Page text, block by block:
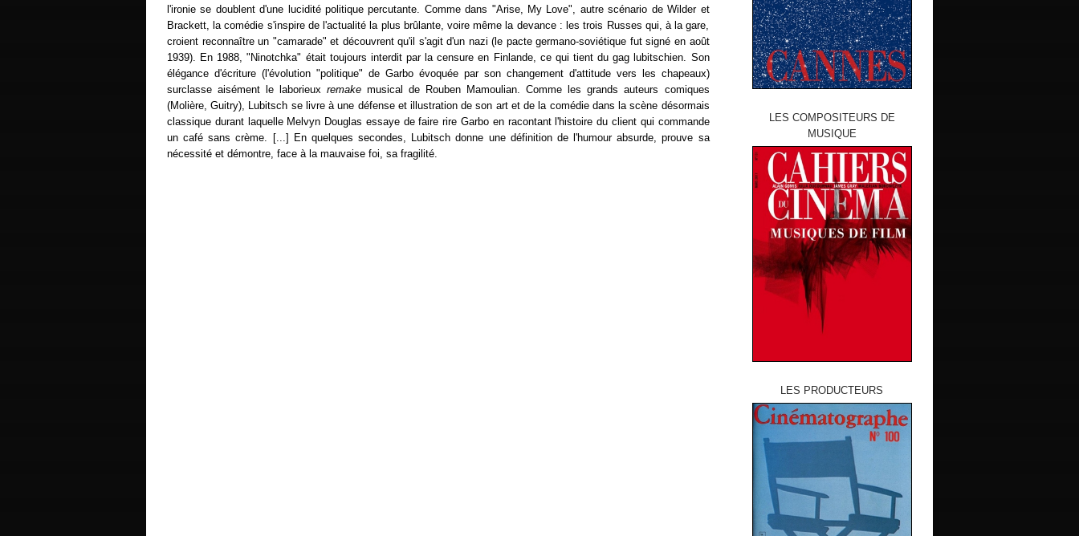
l'ironie se doublent d'une lucidité politique percutante. Comme dans "Arise, My Love", autre scénario de Wilder et
Brackett, la comédie s'inspire de l'actualité la plus brûlante, voire même la devance : les trois Russes qui, à la gare,
croient reconnaître un "camarade" et découvrent qu'il s'agit d'un nazi (le pacte germano-soviétique fut signé en août
1939). En 1988, "Ninotchka" était toujours interdit par la censure en Finlande, ce qui tient du gag lubitschien. Son
élégance d'écriture (l'évolution "politique" de Garbo évoquée par son changement d'attitude vers les chapeaux)
surclasse aisément le laborieuxremake musical de Rouben Mamoulian. Comme les grands auteurs comiques
(Molière, Guitry), Lubitsch se livre à une défense et illustration de son art et de la comédie dans la scène désormais
classique durant laquelle Melvyn Douglas essaye de faire rire Garbo en racontant l'histoire du client qui commande
un café sans crème. [...] En quelques secondes, Lubitsch donne une définition de l'humour absurde, prouve sa
nécessité et démontre, face à la mauvaise foi, sa fragilité.
LES COMPOSITEURS DE
MUSIQUE
LES PRODUCTEURS